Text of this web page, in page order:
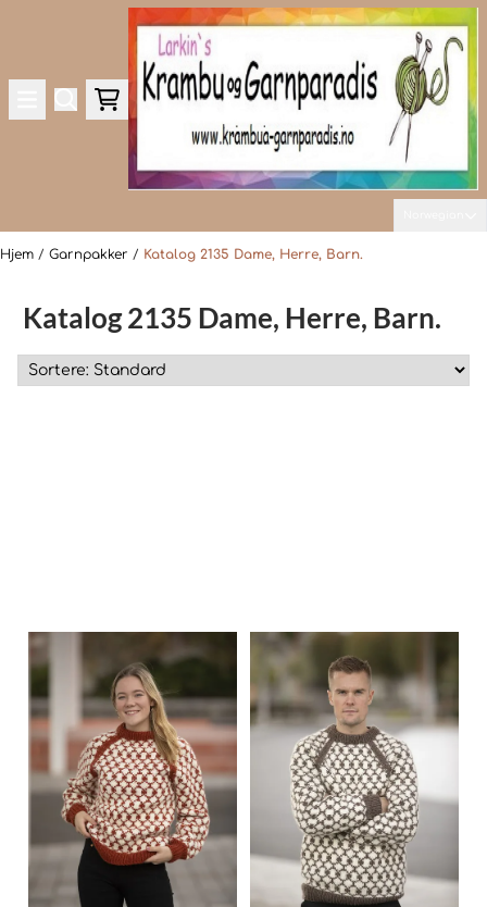
Hopp til innhold
Hjem / Garnpakker / Katalog 2135 Dame, Herre, Barn.
Katalog 2135 Dame, Herre, Barn.